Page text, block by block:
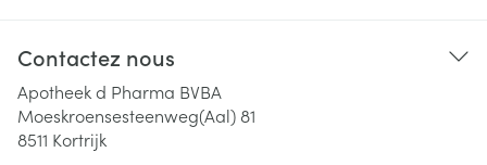
Contactez nous
Apotheek d Pharma BVBA
Moeskroensesteenweg(Aal) 81
8511 Kortrijk